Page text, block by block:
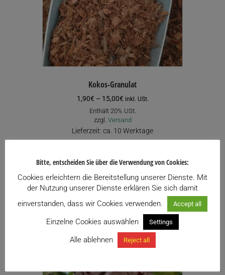
Kokos-Granulat
1,90€ – 15,00€Preisspanne:
1,90€
bis
15,00€
inkl. USt.
Enthält 20% USt.
zzgl. Versand
Lieferzeit: ca. 10 Werktage
Zu meiner Wunschliste hinzufügen
Ausführung wählen
Dieses
Produkt
mehrere
Varianten
auf.
Die
Bitte, entscheiden Sie über die Verwendung von Cookies:
Cookies erleichtern die Bereitstellung unserer Dienste. Mit
der Nutzung unserer Dienste erklären Sie sich damit
einverstanden, dass wir Cookies verwenden.
Accept all
Einzelne Cookies auswählen Settings
Alle ablehnen Reject all